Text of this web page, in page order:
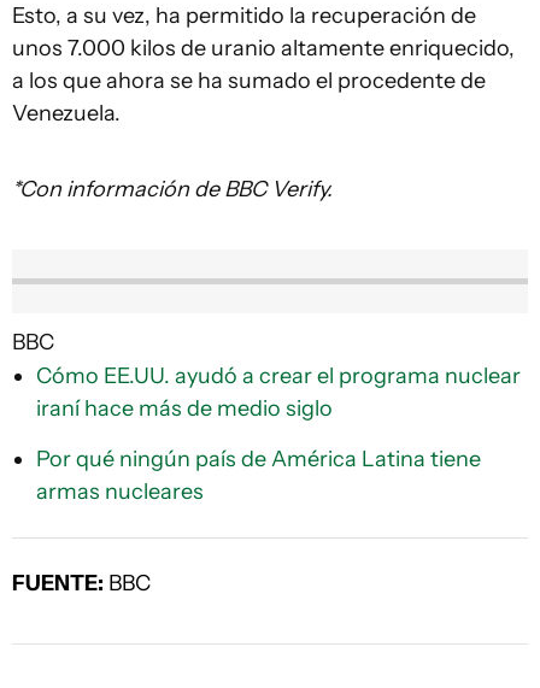
Esto, a su vez, ha permitido la recuperación de
unos 7.000 kilos de uranio altamente enriquecido,
a los que ahora se ha sumado el procedente de
Venezuela.
*Con información de BBC Verify.
BBC
Cómo EE.UU. ayudó a crear el programa nuclear
iraní hace más de medio siglo
Por qué ningún país de América Latina tiene
armas nucleares
FUENTE: BBC